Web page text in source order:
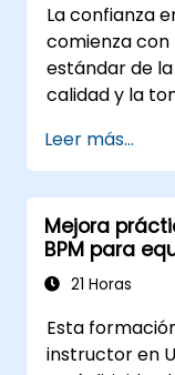
La confianza
comienza
estándar de
calidad y la
estadística
experimental
monitoreo de
profesionales
para
análisis de
accionables
Leer más...
Mejora
BPM para
21 Horas
Esta
instructor en